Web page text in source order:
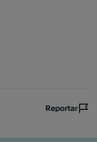
Reportar